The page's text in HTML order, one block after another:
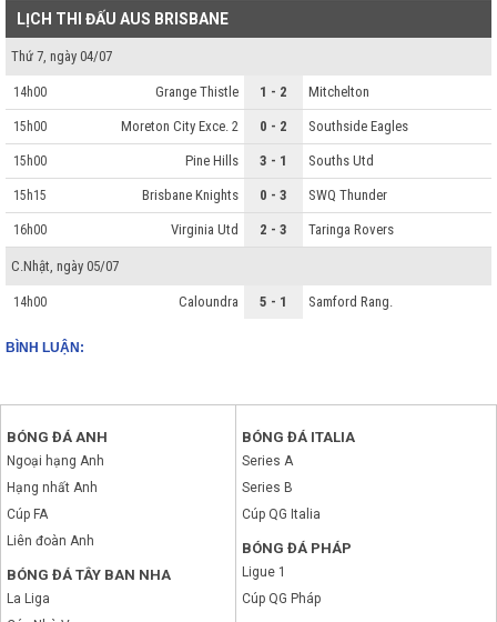
LỊCH THI ĐẤU AUS BRISBANE
Thứ 7, ngày 04/07
14h00 Grange Thistle 1 - 2 Mitchelton
15h00 Moreton City Exce. 2 0 - 2 Southside Eagles
15h00 Pine Hills 3 - 1 Souths Utd
15h15 Brisbane Knights 0 - 3 SWQ Thunder
16h00 Virginia Utd 2 - 3 Taringa Rovers
C.Nhật, ngày 05/07
14h00 Caloundra 5 - 1 Samford Rang.
BÌNH LUẬN:
BÓNG ĐÁ ANH
Ngoại hạng Anh
Hạng nhất Anh
Cúp FA
Liên đoàn Anh
BÓNG ĐÁ TÂY BAN NHA
La Liga
BÓNG ĐÁ ITALIA
Series A
Series B
Cúp QG Italia
BÓNG ĐÁ PHÁP
Ligue 1
Cúp QG Pháp